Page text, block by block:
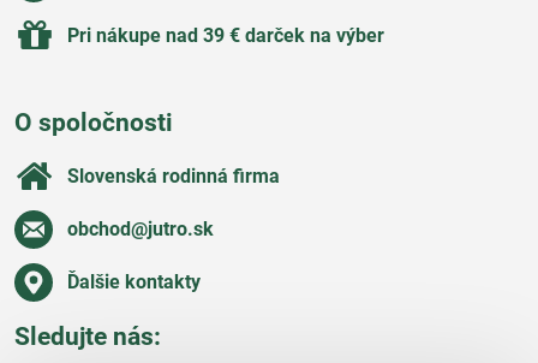
Pri nákupe nad 39 € darček na výber
O spoločnosti
Slovenská rodinná firma
obchod​@jutro​.sk
Ďalšie kontakty
Sledujte nás: